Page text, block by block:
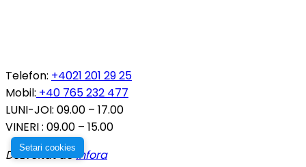
Telefon: +4021 201 29 25
Mobil: +40 765 232 477
LUNI-JOI: 09.00 – 17.00
VINERI : 09.00 – 15.00
Dezvoltat deInfora
traficul
pentru
marketing.
Poti
accepta
toate
Setari cookies